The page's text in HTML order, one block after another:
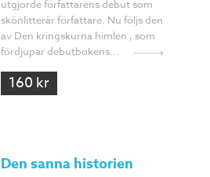
utgjorde författarens debut som
skönlitterär författare. Nu följs den
av Den kringskurna himlen , som
fördjupar debutbokens...
160 kr
Den sanna historien